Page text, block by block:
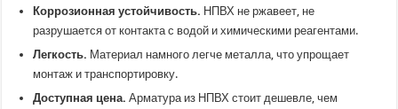
Коррозионная устойчивость. НПВХ не ржавеет, не
разрушается от контакта с водой и химическими реагентами.
Легкость. Материал намного легче металла, что упрощает
монтаж и транспортировку.
Доступная цена. Арматура из НПВХ стоит дешевле, чем